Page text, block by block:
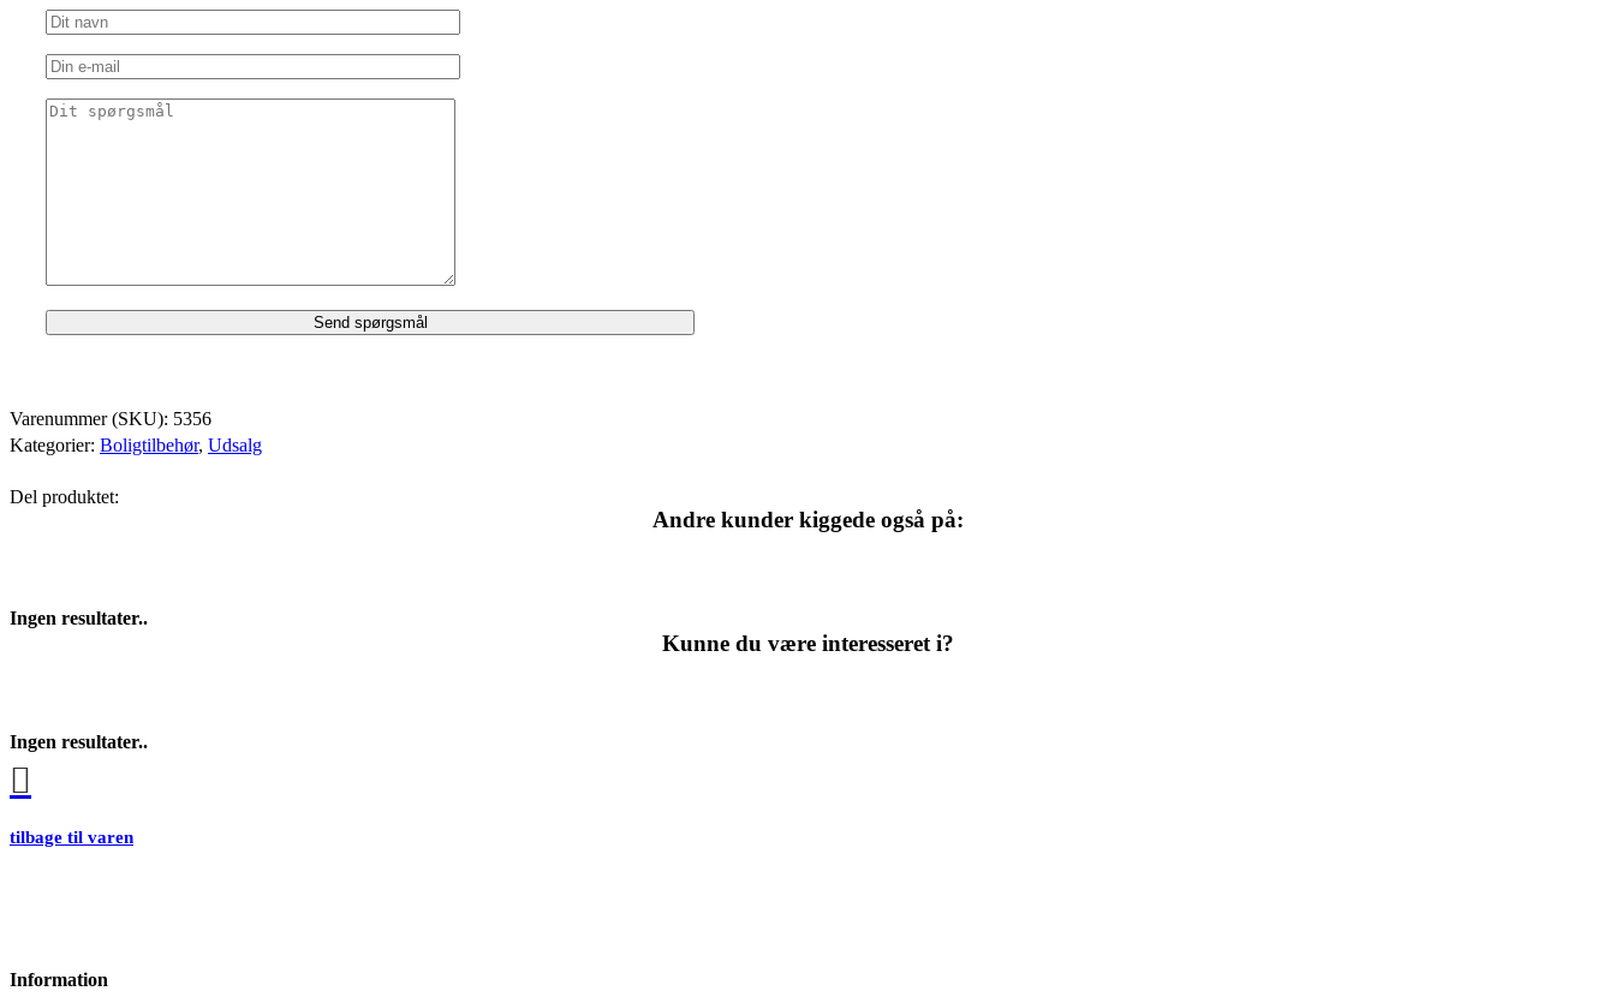
Varenummer (SKU): 5356
Kategorier: Boligtilbehør, Udsalg
Del produktet:
Andre kunder kiggede også på:
Ingen resultater..
Kunne du være interesseret i?
Ingen resultater..
tilbage til varen
Information